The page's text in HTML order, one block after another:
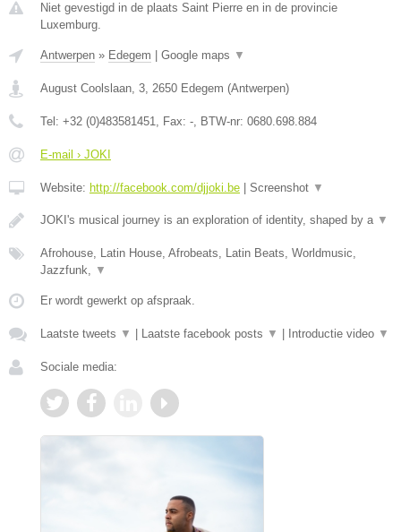
Niet gevestigd in de plaats Saint Pierre en in de provincie
Luxemburg.
Antwerpen » Edegem | Google maps ▼
August Coolslaan, 3 2650 Edegem (Antwerpen)
Tel: +32 (0)483581451 , Fax: - , BTW-nr: 0680.698.884
E-mail › JOKI
Website: http://facebook.com/djjoki.be | Screenshot ▼
JOKI's musical journey is an exploration of identity, shaped by a ▼
Afrohouse, Latin House, Afrobeats, Latin Beats, Worldmusic,
Jazzfunk,
▼
Er wordt gewerkt op afspraak.
Laatste tweets ▼ | Laatste facebook posts ▼ | Introductie video ▼
Sociale media: